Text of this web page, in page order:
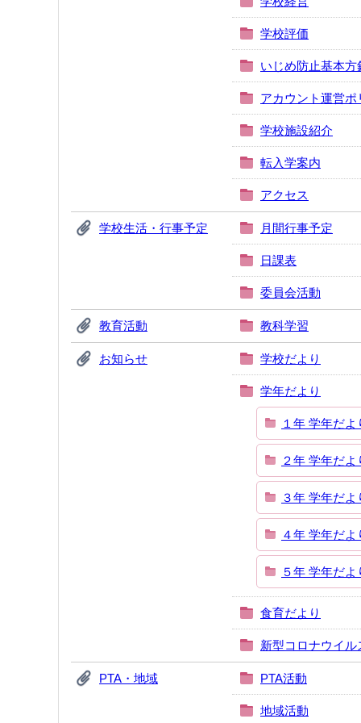
学校評価
いじめ防止基本方
アカウント運営ポ
学校施設紹介
転入学案内
アクセス
学校生活・行事予定 月間行事予定
日課表
委員会活動
教育活動 教科学習
お知らせ 学校だより
学年だより
１年 学年だよ
２年 学年だよ
３年 学年だよ
４年 学年だよ
５年 学年だよ
食育だより
新型コロナウイル
PTA・地域 PTA活動
地域活動